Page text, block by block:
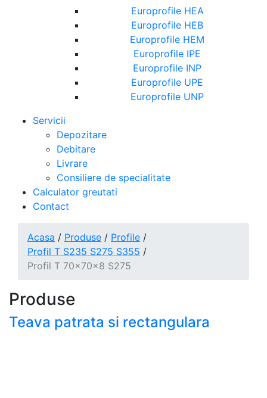
Europrofile HEA
Europrofile HEB
Europrofile HEM
Europrofile IPE
Europrofile INP
Europrofile UPE
Europrofile UNP
Servicii
Depozitare
Debitare
Livrare
Consiliere de specialitate
Calculator greutati
Contact
Acasa / Produse / Profile /
Profil T S235 S275 S355 /
Profil T 70x70x8 S275
Produse
Teava patrata si rectangulara